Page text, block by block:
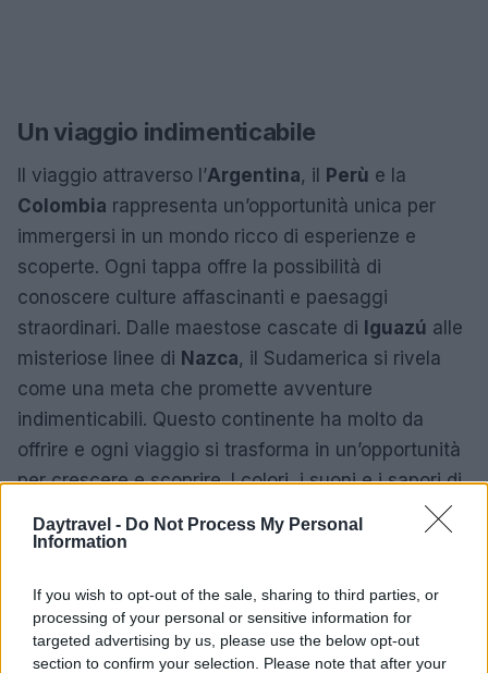
Daytravel - Do Not Process My Personal
Information
If you wish to opt-out of the sale, sharing to third parties, or
processing of your personal or sensitive information for
targeted advertising by us, please use the below opt-out
section to confirm your selection. Please note that after your
Un viaggio indimenticabile
Il viaggio attraverso l’Argentina, il Perù e la
Colombia rappresenta un’opportunità unica per
immergersi in un mondo ricco di esperienze e
scoperte. Ogni tappa offre la possibilità di
conoscere culture affascinanti e paesaggi
straordinari. Dalle maestose cascate di Iguazú alle
misteriose linee di Nazca, il Sudamerica si rivela
come una meta che promette avventure
indimenticabili. Questo continente ha molto da
offrire e ogni viaggio si trasforma in un’opportunità
per crescere e scoprire. I colori, i suoni e i sapori di
arricchendo l’anima di chi le visita.
AUTORE
Francesca Spadaro